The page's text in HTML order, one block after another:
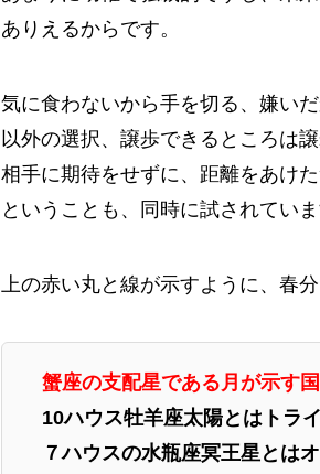
ありえるからです。
気に食わないから手を切る、嫌い
以外の選択、譲歩できるところは
相手に期待をせずに、距離をあけ
ということも、同時に試されていま
上の赤い丸と線が示すように、春
蟹座の支配星である月が示す
10ハウス牡羊座太陽とはトラ
７ハウスの水瓶座冥王星とは